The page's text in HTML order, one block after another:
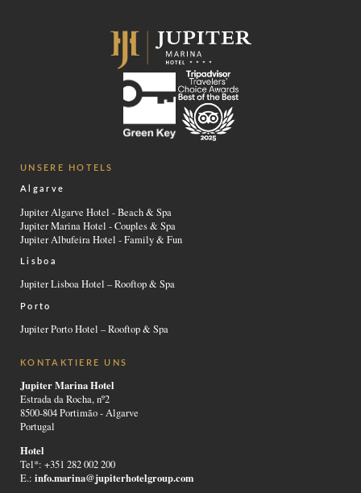
UNSERE HOTELS
Algarve
Jupiter Algarve Hotel - Beach & Spa
Jupiter Marina Hotel - Couples & Spa
Jupiter Albufeira Hotel - Family & Fun
Lisboa
Jupiter Lisboa Hotel – Rooftop & Spa
Porto
Jupiter Porto Hotel – Rooftop & Spa
KONTAKTIERE UNS
Jupiter Marina Hotel
Estrada da Rocha, nº2
8500-804 Portimão - Algarve
Portugal
Hotel
Tel*: +351 282 002 200
E.:info.marina@jupiterhotelgroup.com